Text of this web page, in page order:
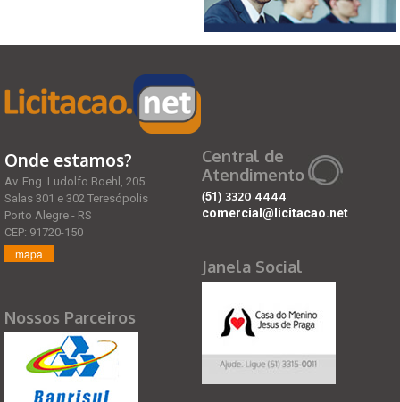
Onde estamos?
Av. Eng. Ludolfo Boehl, 205
Salas 301 e 302 Teresópolis
Porto Alegre - RS
CEP: 91720-150
mapa
Nossos Parceiros
Central de
Atendimento
(51) 3320 4444
comercial@licitacao.net
Janela Social